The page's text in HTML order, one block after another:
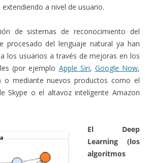
a nivel de usuario.
de sistemas de reconocimiento del
procesado del lenguaje natural ya han
los usuarios a través de mejoras en los
(por ejemplo Apple Siri, Google Now,
o mediante nuevos productos como el
Skype o el altavoz inteligente Amazon
El Deep
Learning
(los
algoritmos